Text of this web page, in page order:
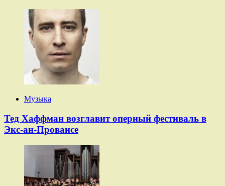
Музыка
Тед Хаффман возглавит оперный фестиваль в
Экс-ан-Провансе